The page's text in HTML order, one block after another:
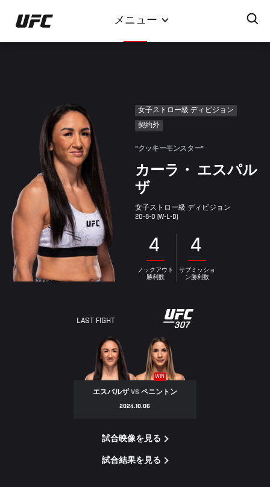
イ
ン
メニュー
女子ストロー級 ディビジョン
契約外
"クッキーモンスター"
カーラ・ エスパル
ザ
女子ストロー級 ディビジョン
20-8-0 (W-L-D)
4
ノックアウト
勝利数
4
サブミッショ
ン勝利数
LAST FIGHT
WIN
エスパルザ VSペニントン
2024.10.06
試合映像を見る
試合結果を見る